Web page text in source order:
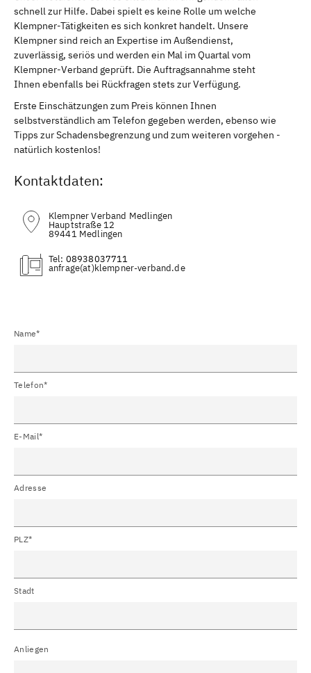
schnell zur Hilfe. Dabei spielt es keine Rolle um welche
Klempner-Tätigkeiten es sich konkret handelt. Unsere
Klempner sind reich an Expertise im Außendienst,
zuverlässig, seriös und werden ein Mal im Quartal vom
Klempner-Verband geprüft. Die Auftragsannahme steht
Ihnen ebenfalls bei Rückfragen stets zur Verfügung.
Erste Einschätzungen zum Preis können Ihnen
selbstverständlich am Telefon gegeben werden, ebenso wie
Tipps zur Schadensbegrenzung und zum weiteren vorgehen -
natürlich kostenlos!
Kontaktdaten:
Klempner Verband Medlingen
Hauptstraße 12
89441 Medlingen
Tel: 08938037711
(at)
Name*
Telefon*
E-Mail*
Adresse
PLZ*
Stadt
Anliegen